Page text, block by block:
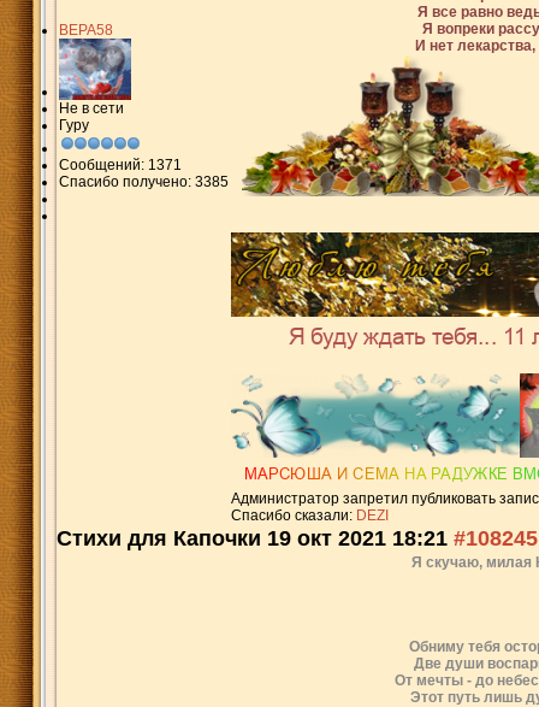
ВЕРА58
Не в сети
Гуру
Сообщений: 1371
Спасибо получено: 3385
Я все равно
Я вопреки
И нет
Администратор запретил публиковать
Спасибо сказали: DEZI
Стихи для Капочки 19 окт 2021 18:21 #108245
Я скучаю, милая
Обниму тебя
Две души
От мечты - до
Этот путь лишь